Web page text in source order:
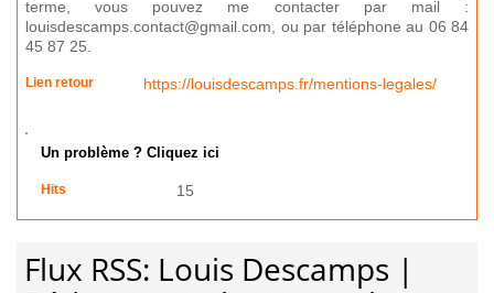
terme, vous pouvez me contacter par mail :
louisdescamps.contact@gmail.com, ou par téléphone au 06 84
45 87 25.
Lien retour https://louisdescamps.fr/mentions-legales/
Un problème ? Cliquez ici
Hits 15
Flux RSS: Louis Descamps |